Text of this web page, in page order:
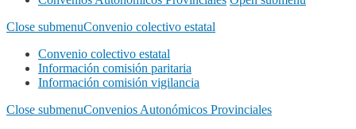
Close submenuConvenio colectivo estatal
Convenio colectivo estatal
Información comisión paritaria
Información comisión vigilancia
Close submenuConvenios Autonómicos Provinciales